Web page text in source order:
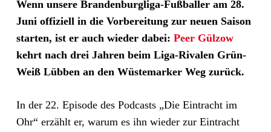
Wenn unsere Brandenburgliga-Fußballer am 28.
Juni offiziell in die Vorbereitung zur neuen Saison
starten, ist er auch wieder dabei: Peer Gülzow
kehrt nach drei Jahren beim Liga-Rivalen Grün-
Weiß Lübben an den Wüstemarker Weg zurück.
In der 22. Episode des Podcasts „Die Eintracht im
Ohr“ erzählt er, warum es ihn wieder zur Eintracht